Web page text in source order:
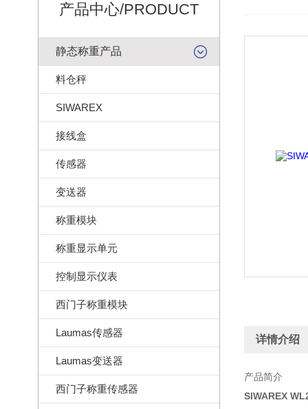
产品中心/PRODUCT
静态称重产品
料仓秤
SIWAREX
接线盒
传感器
变送器
称重模块
称重显示单元
控制显示仪表
西门子称重模块
Laumas传感器
Laumas变送器
西门子称重传感器
详情介绍
产品简介
SIWAREX